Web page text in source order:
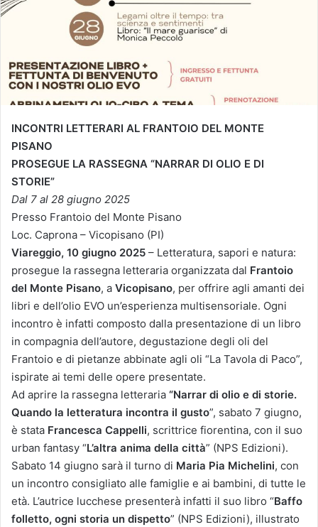
INCONTRI LETTERARI AL FRANTOIO DEL MONTE
PISANO
PROSEGUE LA RASSEGNA “NARRAR DI OLIO E DI
STORIE”
Dal 7 al 28 giugno 2025
Presso Frantoio del Monte Pisano
Loc. Caprona – Vicopisano (PI)
Viareggio, 10 giugno 2025 – Letteratura, sapori e natura:
prosegue la rassegna letteraria organizzata dal Frantoio
del Monte Pisano, a Vicopisano, per offrire agli amanti dei
libri e dell’olio EVO un’esperienza multisensoriale. Ogni
incontro è infatti composto dalla presentazione di un libro
in compagnia dell’autore, degustazione degli oli del
Frantoio e di pietanze abbinate agli oli “La Tavola di Paco”,
ispirate ai temi delle opere presentate.
Ad aprire la rassegna letteraria “Narrar di olio e di storie.
Quando la letteratura incontra il gusto”, sabato 7 giugno,
è stata Francesca Cappelli, scrittrice fiorentina, con il suo
urban fantasy “L’altra anima della città” (NPS Edizioni).
Sabato 14 giugno sarà il turno di Maria Pia Michelini, con
un incontro consigliato alle famiglie e ai bambini, di tutte le
età. L’autrice lucchese presenterà infatti il suo libro “Baffo
folletto, ogni storia un dispetto” (NPS Edizioni), illustrato